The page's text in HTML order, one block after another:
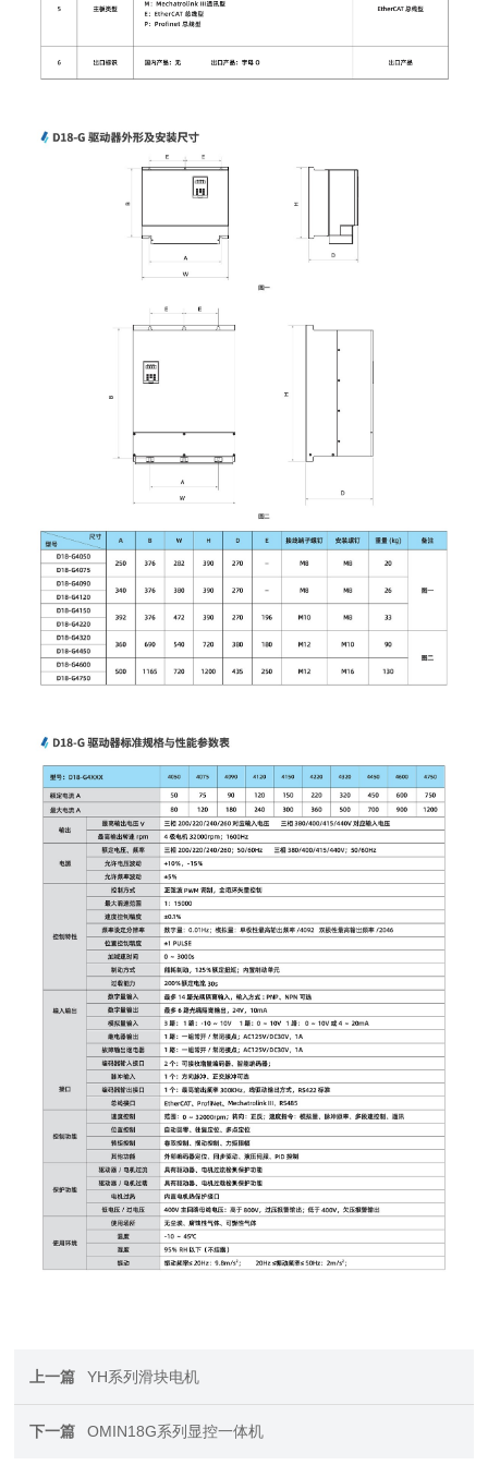
上一篇 YH系列滑块电机
下一篇 OMIN18G系列显控一体机